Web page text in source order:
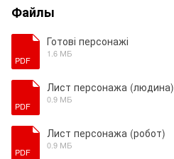
Файлы
PDF
Готові персонажі
1.6 МБ
PDF
Лист персонажа (людина)
0.9 МБ
PDF
Лист персонажа (робот)
0.9 МБ